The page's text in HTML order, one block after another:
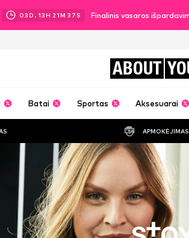
03D. 13H 21M 36 S Finalinis vasaros
ABOUT
Batai Sportas Aksesuarai